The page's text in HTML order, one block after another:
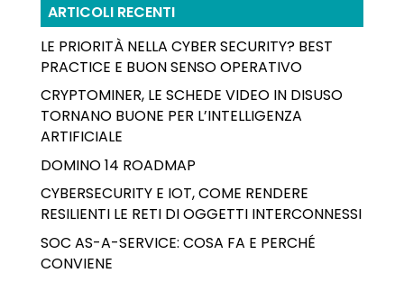
ARTICOLI RECENTI
LE PRIORITÀ NELLA CYBER SECURITY? BEST
PRACTICE E BUON SENSO OPERATIVO
CRYPTOMINER, LE SCHEDE VIDEO IN DISUSO
TORNANO BUONE PER L’INTELLIGENZA
ARTIFICIALE
DOMINO 14 ROADMAP
CYBERSECURITY E IOT, COME RENDERE
RESILIENTI LE RETI DI OGGETTI INTERCONNESSI
SOC AS-A-SERVICE: COSA FA E PERCHÉ
CONVIENE